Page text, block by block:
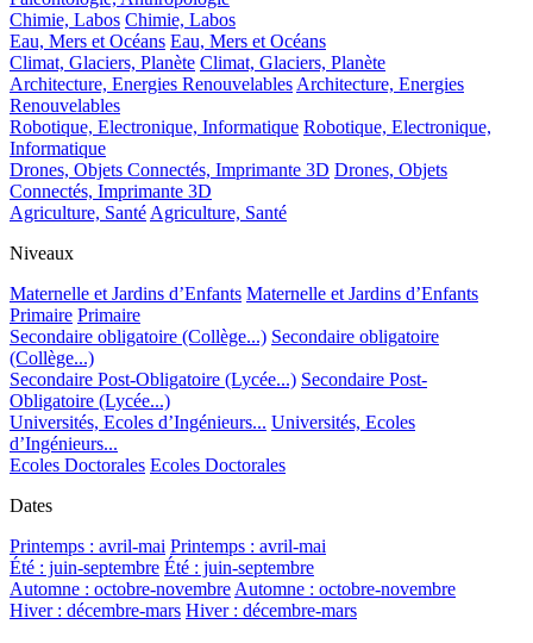
Chimie, Labos Chimie, Labos
Eau, Mers et Océans Eau, Mers et Océans
Climat, Glaciers, Planète Climat, Glaciers, Planète
Architecture, Energies Renouvelables Architecture, Energies
Renouvelables
Robotique, Electronique, Informatique Robotique, Electronique,
Informatique
Drones, Objets Connectés, Imprimante 3D Drones, Objets
Connectés, Imprimante 3D
Agriculture, Santé Agriculture, Santé
Niveaux
Maternelle et Jardins d’Enfants Maternelle et Jardins d’Enfants
Primaire Primaire
Secondaire obligatoire (Collège...) Secondaire obligatoire
(Collège...)
Secondaire Post-Obligatoire (Lycée...) Secondaire Post-
Obligatoire (Lycée...)
Universités, Ecoles d’Ingénieurs... Universités, Ecoles
d’Ingénieurs...
Ecoles Doctorales Ecoles Doctorales
Dates
Printemps : avril-mai Printemps : avril-mai
Été : juin-septembre Été : juin-septembre
Automne : octobre-novembre Automne : octobre-novembre
Hiver : décembre-mars Hiver : décembre-mars